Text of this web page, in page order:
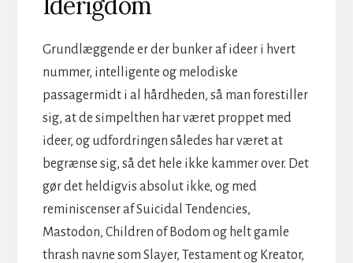
Grundlæggende er der bunker af ideer i hvert
nummer, intelligente og melodiske
passagermidt i al hårdheden, så man forestiller
sig, at de simpelthen har været proppet med
ideer, og udfordringen således har været at
begrænse sig, så det hele ikke kammer over. Det
gør det heldigvis absolut ikke, og med
reminiscenser af Suicidal Tendencies,
Mastodon, Children of Bodom og helt gamle
thrash navne som Slayer, Testament og Kreator,